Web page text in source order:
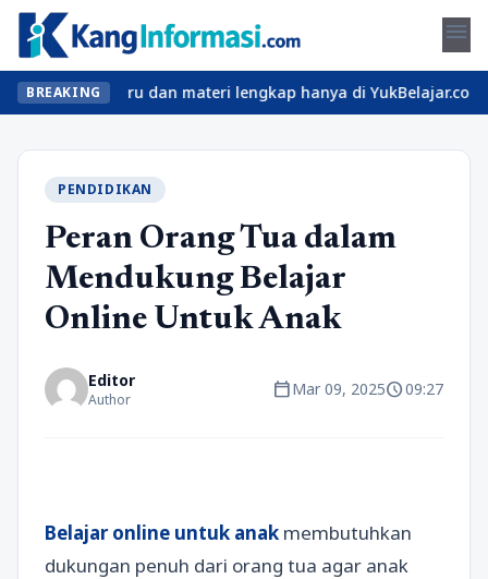
menu
BREAKING
kelas seru dan materi lengkap hanya di YukBelajar.com.
PENDIDIKAN
Peran Orang Tua dalam
Mendukung Belajar
Online Untuk Anak
Editor
Author calendar_todayMar 09, 2025schedule09:27
Belajar online untuk anak membutuhkan
dukungan penuh dari orang tua agar anak